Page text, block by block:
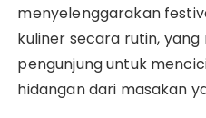
menyelenggarakan
kuliner secara rutin,
pengunjung untuk
hidangan dari masakan